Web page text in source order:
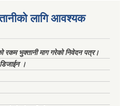
लागि आवश्यक
रकम भुक्तानी माग गरेको निवेदन पत्र।
।